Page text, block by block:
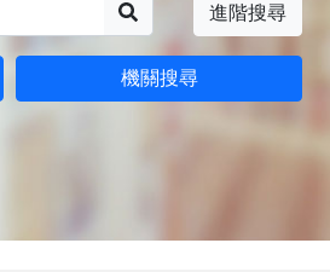
進階搜尋
機關搜尋